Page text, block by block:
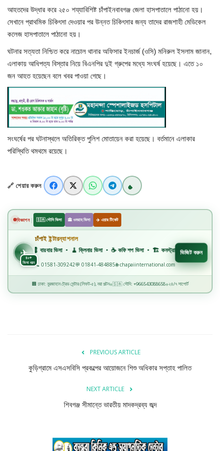
খাগড়াছড়ি
ব্রাহ্মণবাড়িয়া
পটুয়াখালী
জাতীয়
আন্তর্জাতিক
সারাদেশ
লাইফ স্টাইল
বিজ্ঞান ও প্রযুক্তি
অপরাধ
রাজনীতি
আহতদের উদ্ধার করে ২৫০ শয্যাবিশিষ্ট চাঁপাইনবাবগঞ্জ জেলা হাসপাতালে পাঠানো হয়।
সেখানে প্রাথমিক চিকিৎসা দেওয়ার পর উন্নত চিকিৎসার জন্য তাদের রাজশাহী মেডিকেল
কলেজ হাসপাতালে পাঠানো হয়।
ঘটনার সত্যতা নিশ্চিত করে নাচোল থানার অফিসার ইনচার্জ (ওসি) মনিরুল ইসলাম জানান,
এলাকায় আধিপত্য বিস্তার নিয়ে বিএনপির দুই গ্রুপের মধ্যে সংঘর্ষ হয়েছে। এতে ১০
জন আহত হয়েছেন বলে খবর পাওয়া গেছে।
সংঘর্ষের পর ঘটনাস্থলে অতিরিক্ত পুলিশ মোতায়েন করা হয়েছে। বর্তমানে এলাকার
পরিস্থিতি থমথমে রয়েছে।
🔗 শেয়ার করুন
বিজ্ঞাপন | 🇸🇦 সৌদি ভিসা 🕋 ওমরাহ ভিসা ✈️ এয়ার টিকেট
✈৪০+
ভিসা ধরন
চাঁপাই ইন্টারন্যাশনাল
💈 বারবার ভিসা • 🧹 ক্লিনার ভিসা • ☕ কফি শপ ভিসা • 🏗️ কনস্ট্রাকশন ভিসা • 🏭 ফ্যাক্টরি
📞 01581-309242💬 01841-484885🌐 chapaiinternational.com
ভিজিট করুন
🏢 ঢাকা: নুরজাহান ট্রেড সেন্টার (লিফট-৫), নয়া পল্টন◆🇸🇦 সৌদি: +966543088658◆২৪/৭ সাপোর্ট
✈️
PREVIOUS ARTICLE
কুড়িগ্রামে এসএসবিসি প্রকল্পের আয়োজনে শিশু অধিকার সপ্তাহ পালিত
NEXT ARTICLE
শিবগঞ্জ সীমান্তে ভারতীয় মাদকদ্রব্য জব্দ